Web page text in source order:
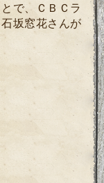
で、 ＣＢＣラ
坂窓花さんが